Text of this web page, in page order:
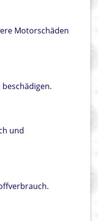
Motorschäden
und